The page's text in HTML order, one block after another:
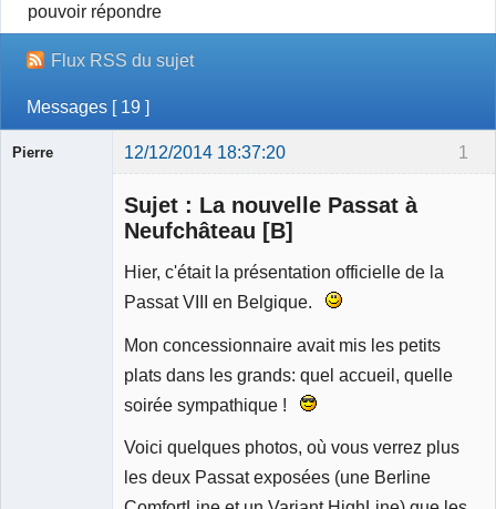
pouvoir répondre
Flux RSS du sujet
Messages [ 19 ]
1
Pierre 12/12/2014 18:37:20
Sujet : La nouvelle Passat à
Neufchâteau [B]
Hier, c'était la présentation officielle de la
Passat VIII en Belgique.
Mon concessionnaire avait mis les petits
plats dans les grands: quel accueil, quelle
soirée sympathique !
Voici quelques photos, où vous verrez plus
les deux Passat exposées (une Berline